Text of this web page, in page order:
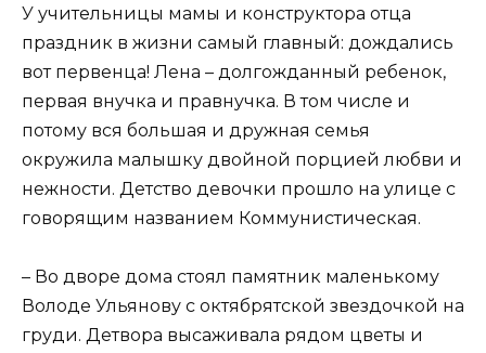
У учительницы мамы и конструктора отца
праздник в жизни самый главный: дождались
вот первенца! Лена – долгожданный ребенок,
первая внучка и правнучка. В том числе и
потому вся большая и дружная семья
окружила малышку двойной порцией любви и
нежности. Детство девочки прошло на улице с
говорящим названием Коммунистическая.
– Во дворе дома стоял памятник маленькому
Володе Ульянову с октябрятской звездочкой на
груди. Детвора высаживала рядом цветы и